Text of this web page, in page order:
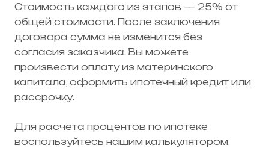
Стоимость каждого из этапов — 25% от
общей стоимости. После заключения
договора сумма не изменится без
согласия заказчика. Вы можете
произвести оплату из материнского
капитала, оформить ипотечный кредит или
рассрочку.
Для расчета процентов по ипотеке
воспользуйтесь нашим калькулятором.